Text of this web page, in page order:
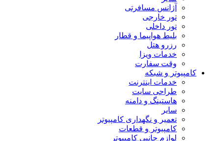
آژانس مسافرتی
تور خارجی
تور داخلی
بلیط هواپیما و قطار
رزرو هتل
خدمات ویزا
وقت سفارت
کامپیوتر و شبکه
خدمات اینترنت
طراحی سایت
هاستینگ و دامنه
سایر
تعمیر و نگهداری کامپیوتر
کامپیوتر و قطعات
لوازم جانبی کامپیوتر